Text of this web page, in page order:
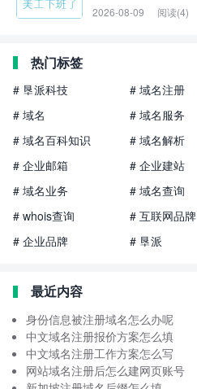
2026-08-09 阅读(4)
热门标签
# 垦派科技 # 域名注册
# 域名
# 域名服务
# 域名百科知识
# 域名解析
# 企业邮箱
# 企业建站
# 域名业务
# 域名查询
# whois查询
# 互联网品牌
# 企业品牌
# 垦派
最近内容
身份信息被注册域名怎么办呢
中文域名注册报价方案怎么填
中文域名注册工作方案怎么写
网站域名注册后怎么建网页账号